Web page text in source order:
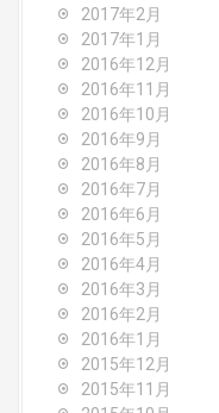
2017年2月
2017年1月
2016年12月
2016年11月
2016年10月
2016年9月
2016年8月
2016年7月
2016年6月
2016年5月
2016年4月
2016年3月
2016年2月
2016年1月
2015年12月
2015年11月